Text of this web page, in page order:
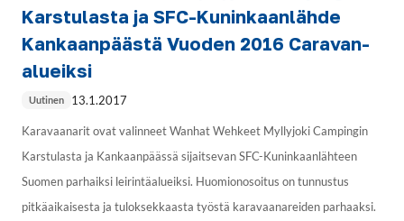
Karstulasta ja SFC-Kuninkaanlähde
Kankaanpäästä Vuoden 2016 Caravan-
alueiksi
Uutinen 13.1.2017
Karavaanarit ovat valinneet Wanhat Wehkeet Myllyjoki Campingin
Karstulasta ja Kankaanpäässä sijaitsevan SFC-Kuninkaanlähteen
Suomen parhaiksi leirintäalueiksi. Huomionosoitus on tunnustus
pitkäaikaisesta ja tuloksekkaasta työstä karavaanareiden parhaaksi.